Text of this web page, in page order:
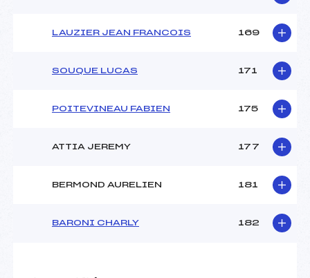
LAUZIER JEAN FRANCOIS 169
SOUQUE LUCAS 171
POITEVINEAU FABIEN 175
ATTIA JEREMY 177
BERMOND AURELIEN 181
BARONI CHARLY 182